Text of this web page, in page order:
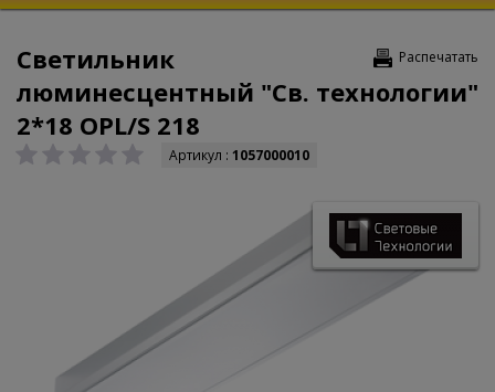
Распечатать
Светильник
люминесцентный "Св. технологии"
2*18 OPL/S 218
Артикул : 1057000010